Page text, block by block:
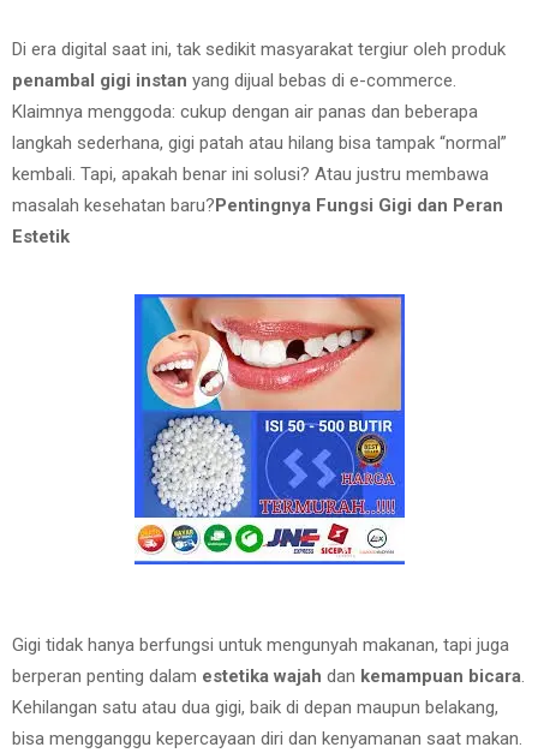
Di era digital saat ini, tak sedikit masyarakat tergiur oleh produk
penambal gigi instan yang dijual bebas di e-commerce.
Klaimnya menggoda: cukup dengan air panas dan beberapa
langkah sederhana, gigi patah atau hilang bisa tampak “normal”
kembali. Tapi, apakah benar ini solusi? Atau justru membawa
masalah kesehatan baru? Pentingnya Fungsi Gigi dan Peran
Estetik
Gigi tidak hanya berfungsi untuk mengunyah makanan, tapi juga
berperan penting dalam estetika wajah dan kemampuan bicara.
Kehilangan satu atau dua gigi, baik di depan maupun belakang,
bisa mengganggu kepercayaan diri dan kenyamanan saat makan.